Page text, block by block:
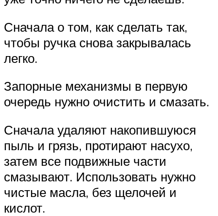
Сначала о том, как сделать так,
чтобы ручка снова закрывалась
легко.
Запорные механизмы в первую
очередь нужно очистить и смазать.
Сначала удаляют накопившуюся
пыль и грязь, протирают насухо,
затем все подвижные части
смазывают. Использовать нужно
чистые масла, без щелочей и
кислот.